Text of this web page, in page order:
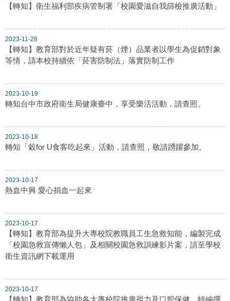
【轉知】衛生福利部疾病管制署「校園愛滋自我篩檢推廣活動」
2023-11-28
【轉知】教育部對於近年疑有菸（煙）品業者以學生為促銷對象
等情，請本校持續依「菸害防制法」落實防制工作
2023-10-19
轉知台中市政府衛生局健康臺中，享受樂活活動，請查照。
2023-10-18
轉知「穀for U食客吃起來」活動，請查照，敬請踴躍參加。
2023-10-17
熱血中興 愛心捐血一起來
2023-10-17
【轉知】教育部為提升大專校院教職員工生急救知能，編製完成
「校園急救宣傳懶人包」及相關校園急救訓練影片案，請至學校
衛生資訊網下載運用
2023-10-17
【轉知】教育部為協助各大專校院推廣視力及口腔保健，特編撰